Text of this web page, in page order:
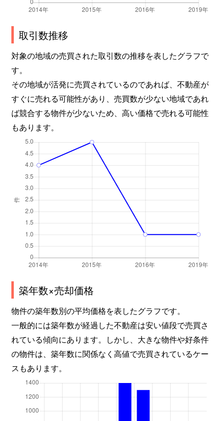
取引数推移
対象の地域の売買された取引数の推移を表したグラフで
す。
その地域が活発に売買されているのであれば、不動産が
すぐに売れる可能性があり、売買数が少ない地域であれ
ば競合する物件が少ないため、高い価格で売れる可能性
もあります。
築年数×売却価格
物件の築年数別の平均価格を表したグラフです。
一般的には築年数が経過した不動産は安い値段で売買さ
れている傾向にあります。しかし、大きな物件や好条件
の物件は、築年数に関係なく高値で売買されているケー
スもあります。